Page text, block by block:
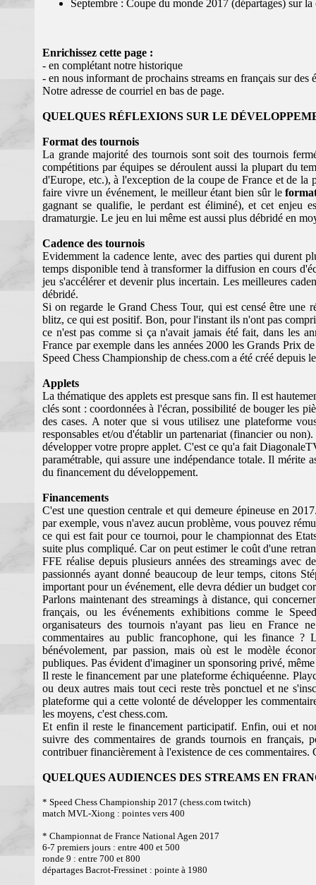
Septembre : Coupe du monde 2017 (départages) sur
Enrichissez cette page :
- en complétant notre historique
- en nous informant de prochains streams en français sur des
Notre adresse de courriel en bas de page.
QUELQUES RÉFLEXIONS SUR LE
Format des tournois
La grande majorité des tournois sont soit des tournois
compétitions par équipes se déroulent aussi la plupart du
d'Europe, etc.), à l'exception de la coupe de France et de
faire vivre un événement, le meilleur étant bien sûr le
gagnant se qualifie, le perdant est éliminé), et cet enjeu
dramaturgie. Le jeu en lui même est aussi plus débridé en
Cadence des tournois
Evidemment la cadence lente, avec des parties qui durent
temps disponible tend à transformer la diffusion en cours
jeu s'accélérer et devenir plus incertain. Les meilleures
débridé.
Si on regarde le Grand Chess Tour, qui est censé être une
blitz, ce qui est positif. Bon, pour l'instant ils n'ont pas
ce n'est pas comme si ça n'avait jamais été fait, dans les
France par exemple dans les années 2000 les Grands Prix
Speed Chess Championship de chess.com a été créé
Applets
La thématique des applets est presque sans fin. Il est
clés sont : coordonnées à l'écran, possibilité de bouger les
des cases. A noter que si vous utilisez une plateforme
responsables et/ou d'établir un partenariat (financier ou
développer votre propre applet. C'est ce qu'a fait
paramétrable, qui assure une indépendance totale. Il mérite
du financement du développement.
Financements
C'est une question centrale et qui demeure épineuse en
par exemple, vous n'avez aucun problème, vous pouvez
ce qui est fait pour ce tournoi, pour le championnat des
suite plus compliqué. Car on peut estimer le coût d'une
FFE réalise depuis plusieurs années des streamings avec
passionnés ayant donné beaucoup de leur temps, citons
important pour un événement, elle devra dédier un budget
Parlons maintenant des streamings à distance, qui
français, ou les événements exhibitions comme le
organisateurs des tournois n'ayant pas lieu en France
commentaires au public francophone, qui les finance
bénévolement, par passion, mais où est le modèle
publiques. Pas évident d'imaginer un sponsoring privé,
Il reste le financement par une plateforme échiquéenne.
ou deux autres mais tout ceci reste très ponctuel et ne
plateforme qui a cette volonté de développer les
les moyens, c'est chess.com.
Et enfin il reste le financement participatif. Enfin, oui et
suivre des commentaires de grands tournois en
contribuer financièrement à l'existence de ces
QUELQUES AUDIENCES DES STREAMS EN
* Speed Chess Championship 2017 (chess.com twitch)
match MVL-Xiong : pointes vers 400
* Championnat de France National Agen 2017
6-7 premiers jours : entre 400 et 500
ronde 9 : entre 700 et 800
départages Bacrot-Fressinet : pointe à 1980